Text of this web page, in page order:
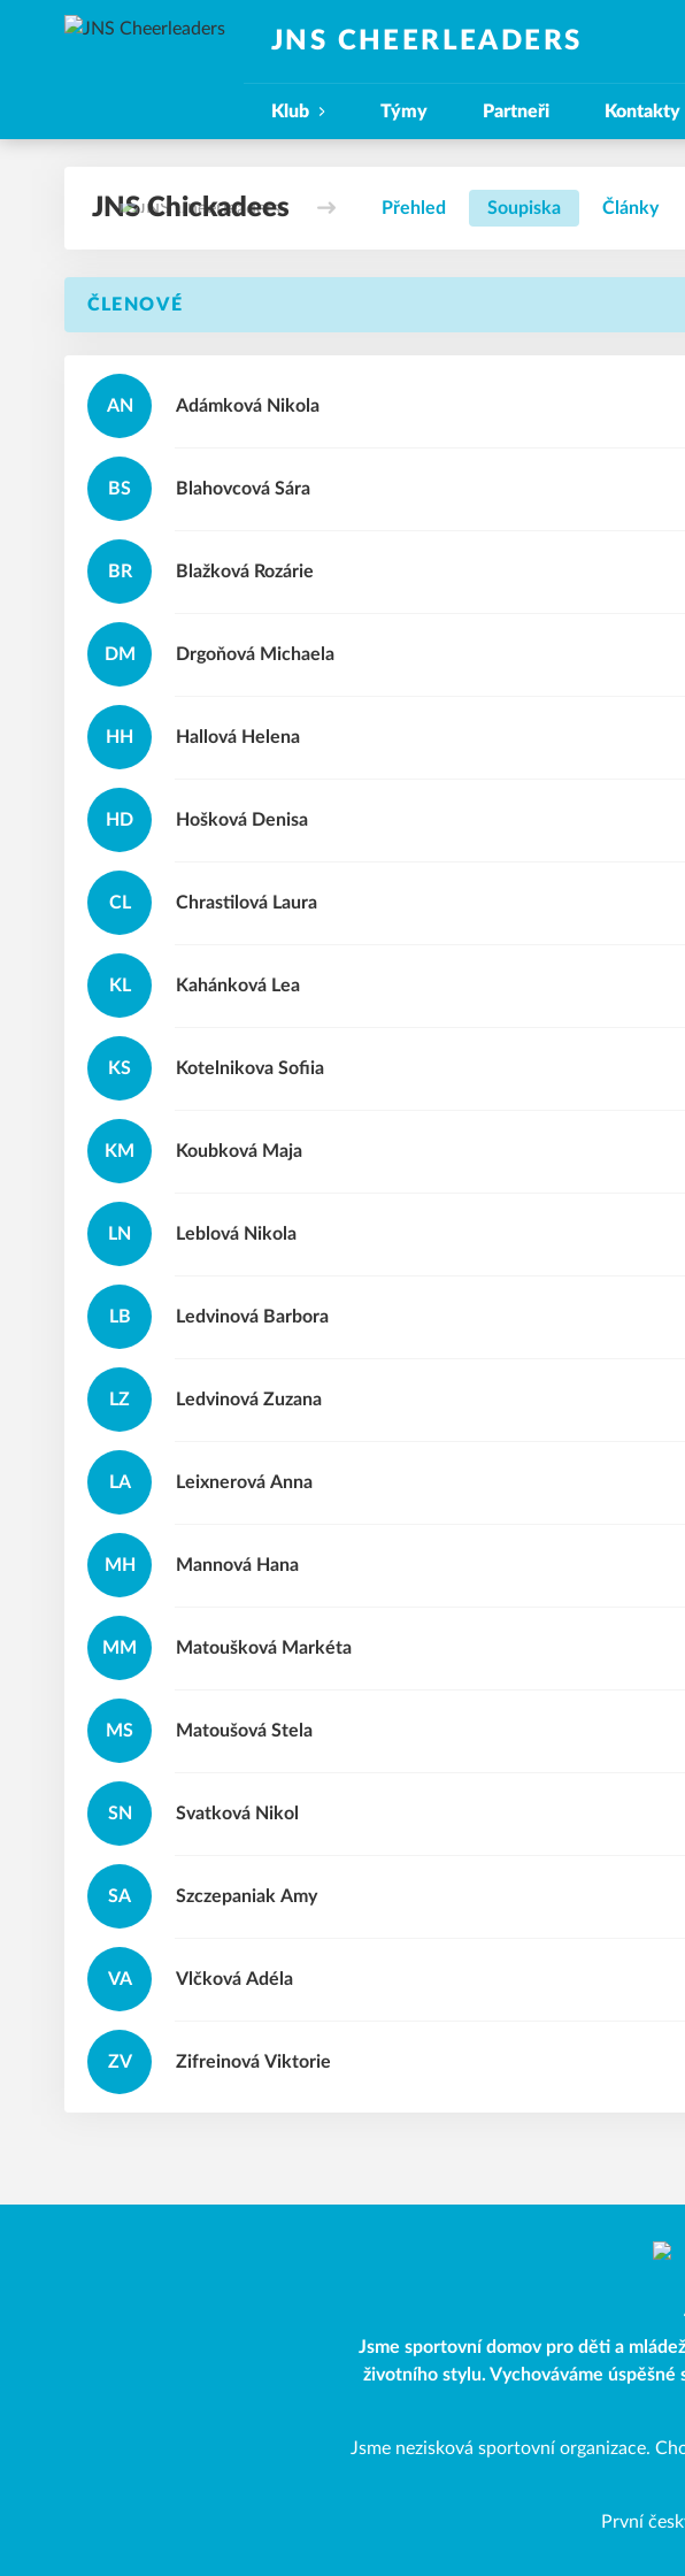
JNS CHEERLEADERS
Klub Týmy Partneři Kontakty
JNS Chickadees Přehled Soupiska Články
ČLENOVÉ
AN Nikola
Adámková
BS Sára
Blahovcová
BR Rozárie
Blažková
DM Michaela
Drgoňová
HH Helena
Hallová
HD Denisa
Hošková
CL Laura
Chrastilová
KL Lea
Kahánková
KS Sofiia
Kotelnikova
KM Maja
Koubková
LN Nikola
Leblová
LB Barbora
Ledvinová
LZ Zuzana
Ledvinová
LA Anna
Leixnerová
MH Hana
Mannová
MM Markéta
Matoušková
MS Stela
Matoušová
SN Nikol
Svatková
SA Amy
Szczepaniak
VA Adéla
Vlčková
ZV Viktorie
Zifreinová
Jsme sportovní domov pro děti a
životního stylu. Vychováváme
Jsme nezisková sportovní organizace.
První